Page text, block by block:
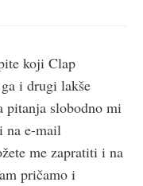
koji Clap
i drugi lakše
pitanja slobodno mi
na e-mail
me zapratiti i na
pričamo i